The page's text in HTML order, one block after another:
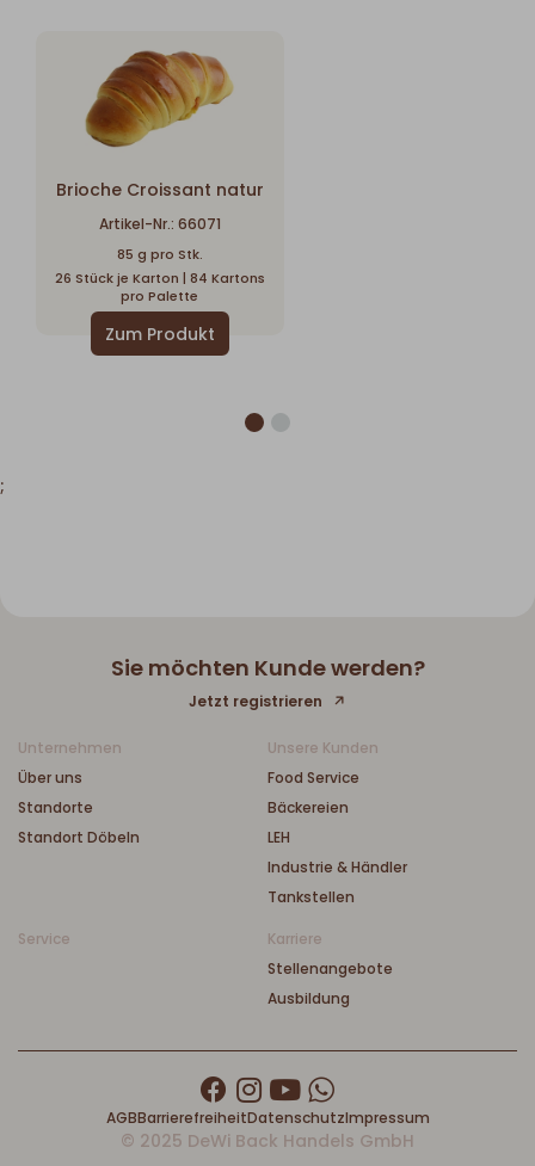
Brioche Croissant natur
Artikel-Nr.: 66071
85 g pro Stk.
26 Stück je Karton | 84 Kartons
pro Palette
;
Sie möchten Kunde werden?
Jetzt registrieren
Unternehmen
Über uns
Standorte
Standort Döbeln
Unsere Kunden
Food Service
Bäckereien
LEH
Industrie & Händler
Tankstellen
Service
Karriere
Stellenangebote
Ausbildung
AGBBarrierefreiheitDatenschutzImpressum
© 2025 DeWi Back Handels GmbH